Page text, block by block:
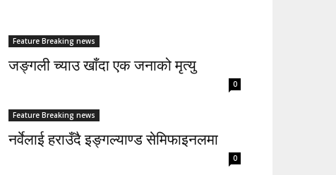
Feature Breaking news
जङ्गली च्याउ खाँदा एक जनाको मृत्यु
0
Feature Breaking news
नर्वेलाई हराउँदै इङ्गल्याण्ड सेमिफाइनलमा
0